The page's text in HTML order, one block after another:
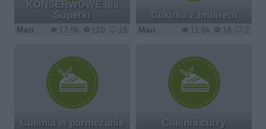
KONSERWOWE dla
Superki
17.9k 110 15
Mari
Cukinia z imbirem
11.6k 18 2
Mari
Cukinia w parmezanie Cukinia curry